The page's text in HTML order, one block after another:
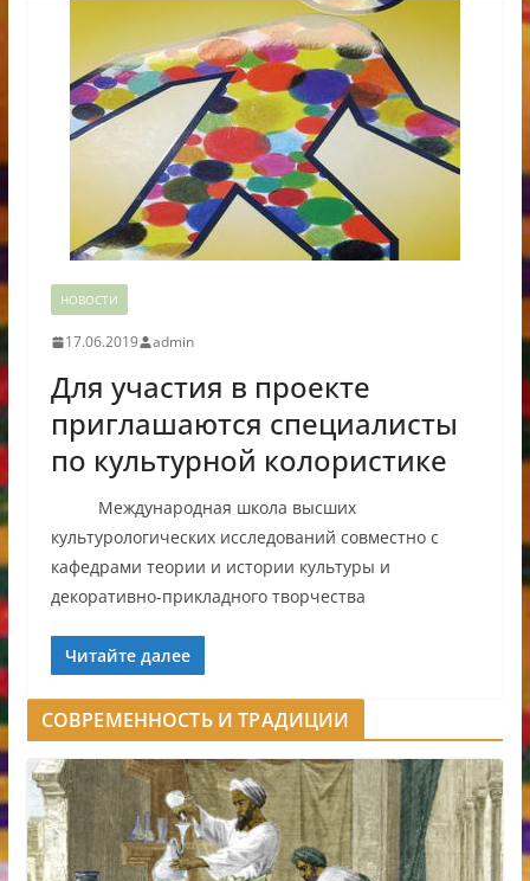
НОВОСТИ
17.06.2019 admin
Для участия в проекте
приглашаются специалисты
по культурной колористике
Международная школа высших
культурологических исследований совместно с
кафедрами теории и истории культуры и
декоративно-прикладного творчества
Читайте далее
СОВРЕМЕННОСТЬ И ТРАДИЦИИ